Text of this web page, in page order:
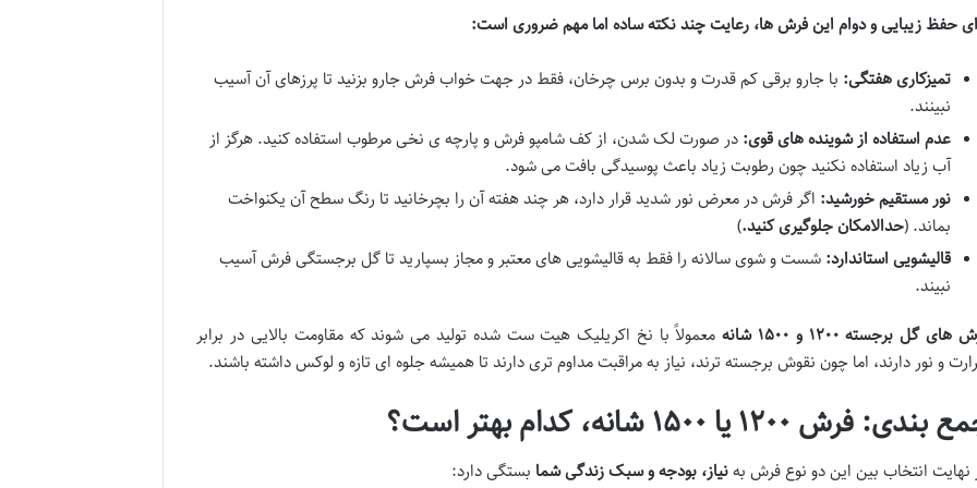
حفظ زیبایی و دوام این فرش ها، رعایت چند نکته ساده اما مهم ضروری است:
تمیزکاری هفتگی: با جارو برقی کم قدرت و بدون برس چرخان، فقط در جهت خواب فرش جارو بزنید تا پرزهای آن آسیب
نبینند.
عدم استفاده از شوینده های قوی: در صورت لک شدن، از کف شامپو فرش و پارچه ی نخی مرطوب استفاده کنید. هرگز از
آب زیاد استفاده نکنید چون رطوبت زیاد باعث پوسیدگی بافت می شود.
نور مستقیم خورشید: اگر فرش در معرض نور شدید قرار دارد، هر چند هفته آن را بچرخانید تا رنگ سطح آن یکنواخت
بماند. (حدالامکان جلوگیری کنید.)
قالیشویی استاندارد: شست و شوی سالانه را فقط به قالیشویی های معتبر و مجاز بسپارید تا گل برجستگی فرش آسیب
نبیند.
های گل برجسته ۱۲۰۰ و ۱۵۰۰ شانه
معمولاً با نخ اکریلیک هیت ست شده تولید می شوند که مقاومت بالایی در برابر
و نور دارند، اما چون نقوش برجسته ترند، نیاز به مراقبت مداوم تری دارند تا همیشه جلوه ای تازه و لوکس داشته باشند.
فرش ۱۲۰۰ یا ۱۵۰۰ شانه، کدام بهتر است؟
نهایت انتخاب بین این دو نوع فرش بهنیاز، بودجه و سبک زندگی شما بستگی دارد: